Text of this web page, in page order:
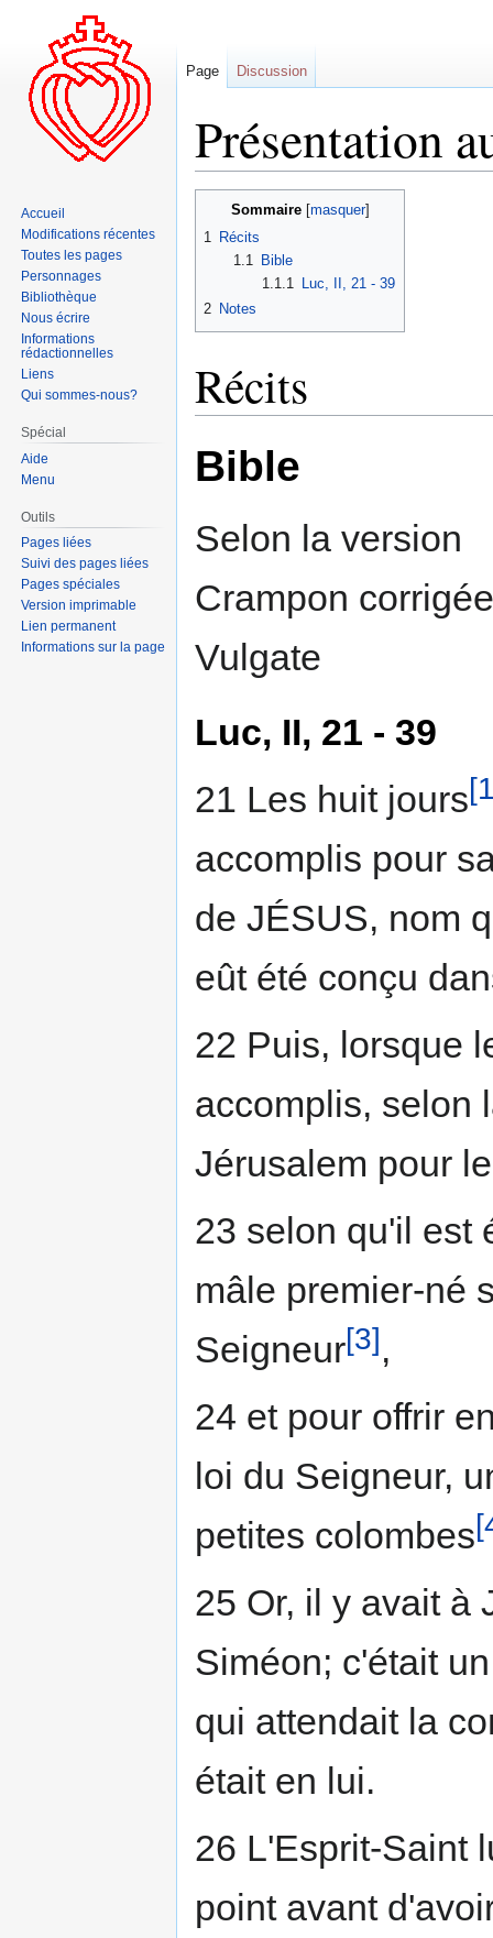
Présentation
navigation
Sommaire
1 Récits
1.1
Bible
1.1.1 Luc, II, 21 - 39
2 Notes
Récits
Bible
Selon la version
Crampon
Vulgate
Luc, II, 21 - 39
21 Les huit jours
accomplis pour
de JÉSUS, nom
eût été conçu
22 Puis, lorsque
accomplis, selon
Jérusalem pour
23 selon qu'il est
mâle premier-né
Seigneur[3],
24 et pour offrir
loi du Seigneur,
petites colombes
25 Or, il y avait à
Siméon; c'était
qui attendait la
était en lui.
26 L'Esprit-Saint
point avant
Page Discussion
Accueil
Modifications récentes
Toutes les pages
Personnages
Bibliothèque
Nous écrire
Informations
rédactionnelles
Liens
Qui sommes-nous?
Spécial
Aide
Menu
Outils
Pages liées
Suivi des pages liées
Pages spéciales
Version imprimable
Lien permanent
Informations sur la page